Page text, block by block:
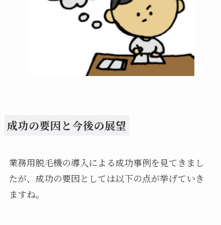
成功の要因と今後の展望
業務用脱毛機の導入による成功事例を見てきまし
たが、成功の要因としては以下の点が挙げていき
ますね。